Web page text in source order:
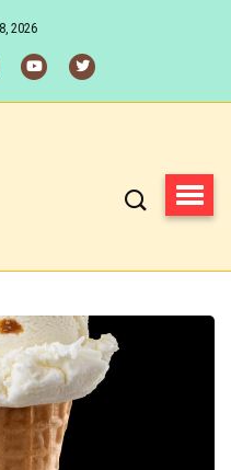
2026